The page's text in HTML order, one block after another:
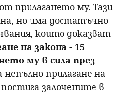
прилагането му. Тази
но има достатъчно
които доказват
на закона - 15
му в сила през
непълно прилагане на
залочените в